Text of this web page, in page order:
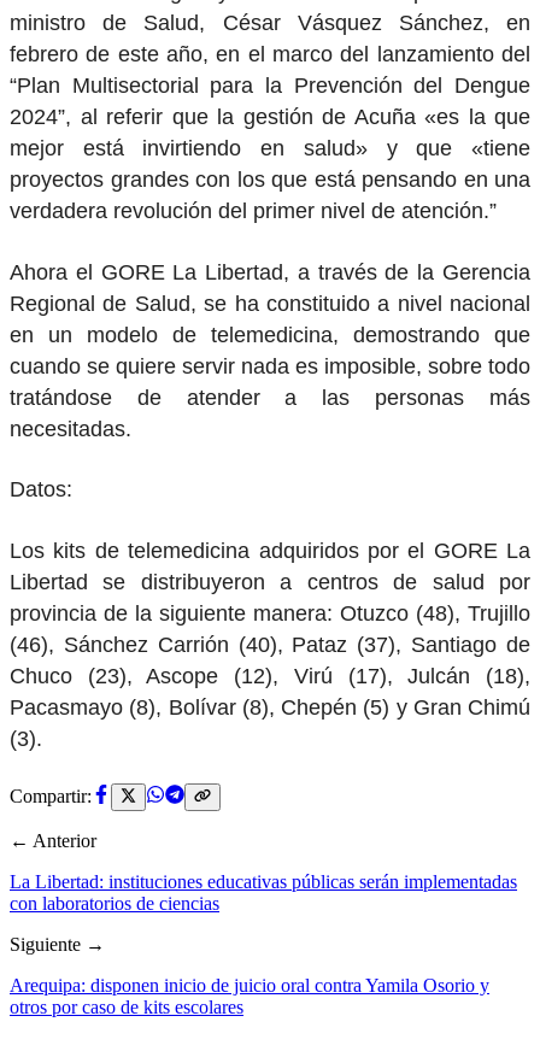
ministro de Salud, César Vásquez Sánchez, en
febrero de este año, en el marco del lanzamiento del
“Plan Multisectorial para la Prevención del Dengue
2024”, al referir que la gestión de Acuña «es la que
mejor está invirtiendo en salud» y que «tiene
proyectos grandes con los que está pensando en una
verdadera revolución del primer nivel de atención.”
Ahora el GORE La Libertad, a través de la Gerencia
Regional de Salud, se ha constituido a nivel nacional
en un modelo de telemedicina, demostrando que
cuando se quiere servir nada es imposible, sobre todo
tratándose de atender a las personas más
necesitadas.
Datos:
Los kits de telemedicina adquiridos por el GORE La
Libertad se distribuyeron a centros de salud por
provincia de la siguiente manera: Otuzco (48), Trujillo
(46), Sánchez Carrión (40), Pataz (37), Santiago de
Chuco (23), Ascope (12), Virú (17), Julcán (18),
Pacasmayo (8), Bolívar (8), Chepén (5) y Gran Chimú
(3).
Compartir:
← Anterior
La Libertad: instituciones educativas públicas serán implementadas
con laboratorios de ciencias
Siguiente →
Arequipa: disponen inicio de juicio oral contra Yamila Osorio y
otros por caso de kits escolares